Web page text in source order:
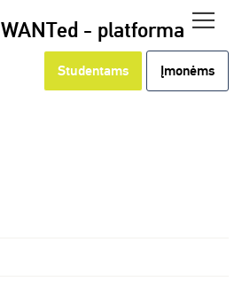
WANTed - platforma
Studentams Įmonėms